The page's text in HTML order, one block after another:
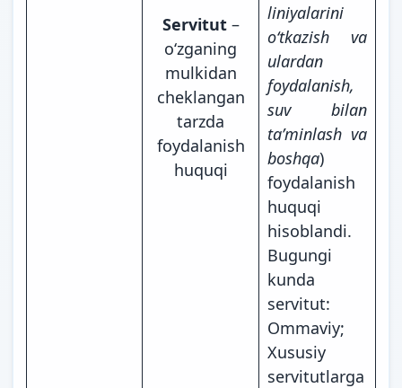
Servitut–
oʻzganing
mulkidan
cheklangan
tarzda
foydalanish
huquqi
liniyalarini
oʻtkazish va
ulardan
foydalanish,
suv bilan
taʼminlash va
boshqa)
foydalanish
huquqi
hisoblandi.
Bugungi
kunda
servitut:
Ommaviy;
Xususiy
servitutlarga